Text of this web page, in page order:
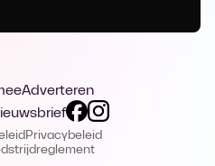
Adverteren
Privacybeleid